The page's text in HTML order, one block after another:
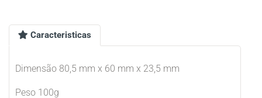
Caracteristicas
Dimensão 80,5 mm x 60 mm x 23,5 mm
Peso 100g